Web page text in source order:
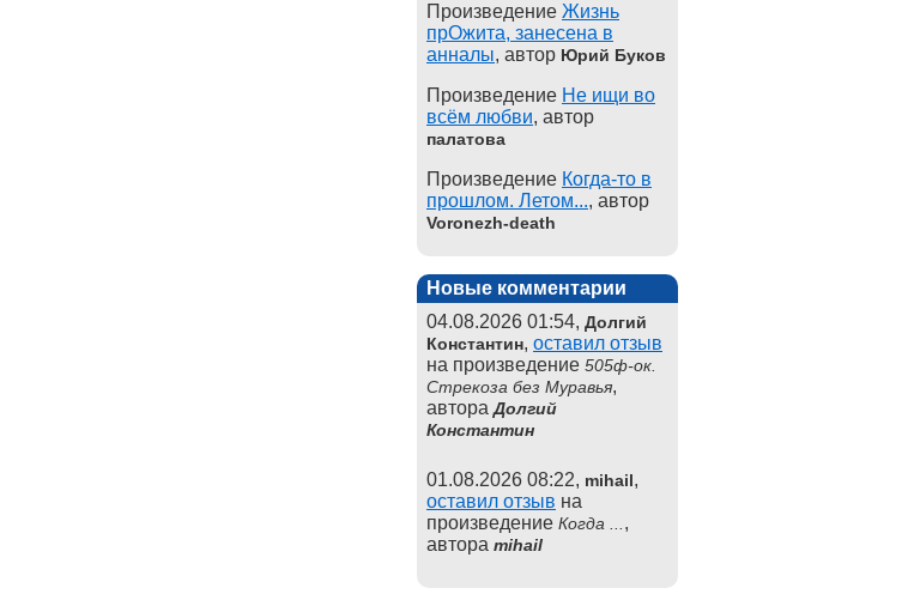
Произведение Жизнь
прОжита, занесена в
анналы, автор Юрий Буков
Произведение Не ищи во
всём любви, автор
палатова
Произведение Когда-то в
прошлом. Летом..., автор
Voronezh-death
Новые комментарии
04.08.2026 01:54, Долгий
Константин, оставил отзыв
на произведение 505ф-ок.
Стрекоза без Муравья,
автораДолгий
Константин
01.08.2026 08:22, mihail,
оставил отзыв на
произведение Когда ... ,
автора mihail